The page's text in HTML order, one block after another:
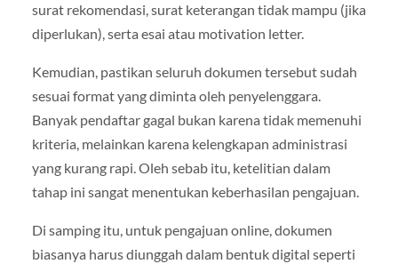
surat rekomendasi, surat keterangan tidak mampu (jika
diperlukan), serta esai atau motivation letter.
Kemudian, pastikan seluruh dokumen tersebut sudah
sesuai format yang diminta oleh penyelenggara.
Banyak pendaftar gagal bukan karena tidak memenuhi
kriteria, melainkan karena kelengkapan administrasi
yang kurang rapi. Oleh sebab itu, ketelitian dalam
tahap ini sangat menentukan keberhasilan pengajuan.
Di samping itu, untuk pengajuan online, dokumen
biasanya harus diunggah dalam bentuk digital seperti